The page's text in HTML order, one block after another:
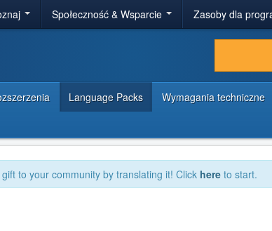
Społeczność & Wsparcie Zasoby dla
Language Packs Wymagania techniczne
to your community by translating it! Click here to start.